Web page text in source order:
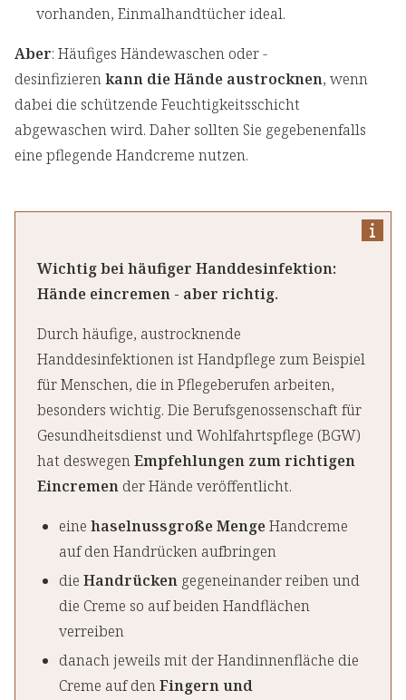
vorhanden, Einmalhandtücher ideal.
Aber: Häufiges Händewaschen oder -
desinfizierenkann die Hände austrocknen, wenn
dabei die schützende Feuchtigkeitsschicht
abgewaschen wird. Daher sollten Sie gegebenenfalls
eine pflegende Handcreme nutzen.
Wichtig bei häufiger Handdesinfektion:
Hände eincremen - aber richtig.
Durch häufige, austrocknende
Handdesinfektionen ist Handpflege zum Beispiel
für Menschen, die in Pflegeberufen arbeiten,
besonders wichtig. Die Berufsgenossenschaft für
Gesundheitsdienst und Wohlfahrtspflege (BGW)
hat deswegenEmpfehlungen zum richtigen
Eincremen der Hände veröffentlicht.
eine haselnussgroße MengeHandcreme
auf den Handrücken aufbringen
die Handrücken gegeneinander reiben und
die Creme so auf beiden Handflächen
verreiben
danach jeweils mit der Handinnenfläche die
Creme auf denFingern und